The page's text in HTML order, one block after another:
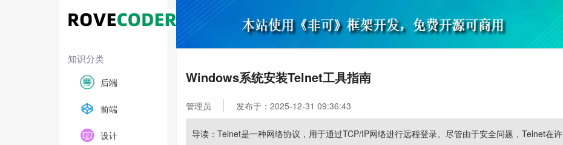
知识分类
后端
前端
设计
Windows系统安装Telnet工具指南
管理员 发布于：2025-12-31 09:36:43
导读：Telnet是一种网络协议，用于通过TCP/IP网络进行远程登录。尽管由于安全问题，Telnet在许